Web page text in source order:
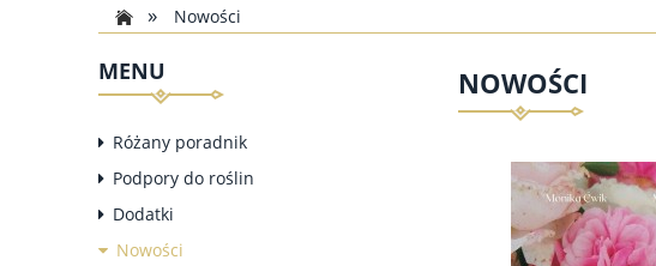
»
Nowości
MENU
Różany poradnik
Podpory do roślin
Dodatki
Nowości
NOWOŚCI